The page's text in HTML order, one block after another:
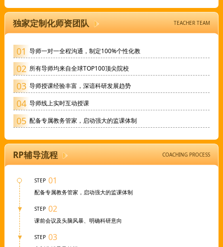
独家定制化师资团队 TEACHER TEAM
01 导师一对一全程沟通，制定100%个性化教
02 所有导师均来自全球TOP100顶尖院校
03 导师授课经验丰富，深谙科研发展趋势
04 导师线上实时互动授课
05 配备专属教务管家，启动强大的监课体制
RP辅导流程 COACHING PROCESS
STEP 01
配备专属教务管家，启动强大的监课体制
STEP 02
课前会议及头脑风暴、明确科研意向
STEP 03